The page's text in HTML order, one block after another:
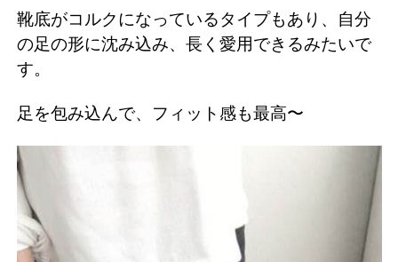
靴底がコルクになっているタイプもあり、自分
の足の形に沈み込み、長く愛用できるみたいで
す。
足を包み込んで、フィット感も最高〜